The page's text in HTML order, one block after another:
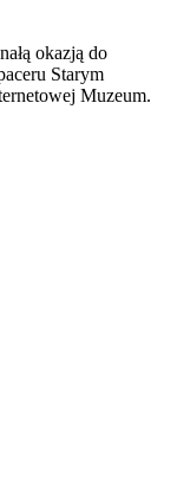
okazją do
Starym
Muzeum.